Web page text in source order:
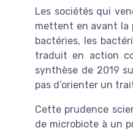
Les sociétés qui
mettent en avant la
bactéries, les
traduit en action
synthèse de 2019
pas d’orienter un
Cette prudence
de microbiote à un